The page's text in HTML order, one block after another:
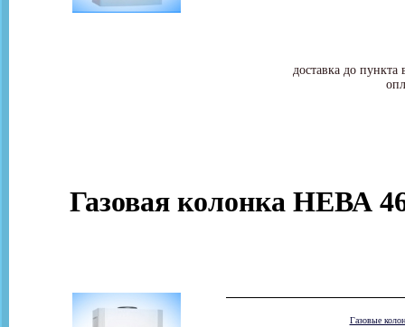
доставка до
Газовая колонка НЕВА
Газовые